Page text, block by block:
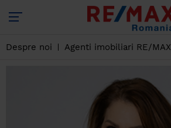
Despre noi Agenti imobiliari RE/MAX